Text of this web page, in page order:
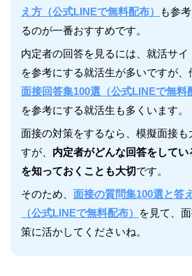
え方（公式LINEで無料配布）
も参
るのが一番おすすめです。
内定者の回答を見るには、就活サイ
を参考にする就活生が多いですが、
面接回答集100選（公式LINEで無料
を参考にする就活生も多くいます。
面接の対策をするなら、模擬面接も
すが、 内定者がどんな回答をしてい
を知っておくことも大切です。
そのため、 面接の質問集100選と答
（公式LINEで無料配布）
を見て、
策に活かしてくださいね。